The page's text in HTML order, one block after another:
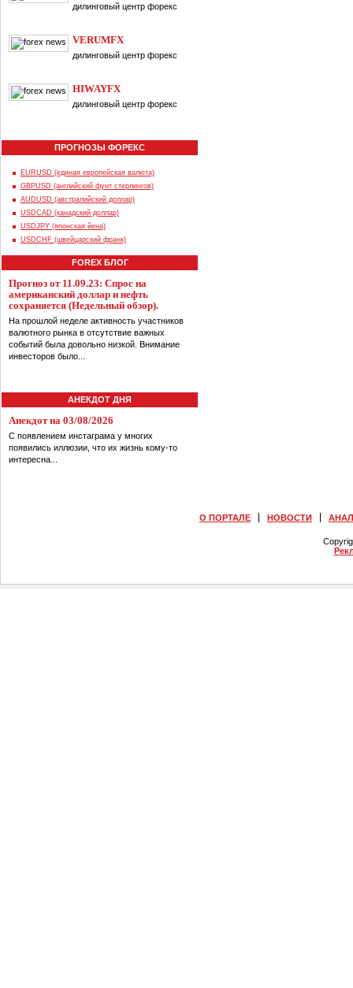
дилинговый центр форекс
VERUMFX
дилинговый центр форекс
HIWAYFX
дилинговый центр форекс
ПРОГНОЗЫ ФОРЕКС
EURUSD (единая европейская валюта)
GBPUSD (английский фунт стерлингов)
AUDUSD (австралийский доллар)
USDCAD (канадский доллар)
USDJPY (японская йена)
USDCHF (швейцарский франк)
FOREX БЛОГ
Прогноз от 11.09.23: Спрос на
американский доллар и нефть
сохраняется (Недельный обзор).
На прошлой неделе активность участников
валютного рынка в отсутствие важных
событий была довольно низкой. Внимание
инвесторов было...
АНЕКДОТ ДНЯ
Анекдот на 03/08/2026
С появлением инстаграма у многих
появились иллюзии, что их жизнь кому-то
интересна...
О ПОРТАЛЕ НОВОСТИ